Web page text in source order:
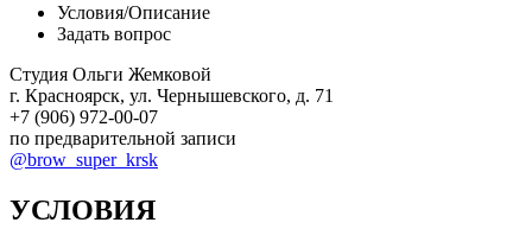
Условия/Описание
Задать вопрос
Студия Ольги Жемковой
г. Красноярск, ул. Чернышевского, д. 71
+7 (906) 972-00-07
по предварительной записи
@brow_super_krsk
УСЛОВИЯ